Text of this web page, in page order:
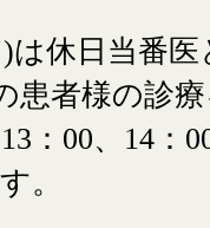
休日当番
患者様の診
：00、14：
。